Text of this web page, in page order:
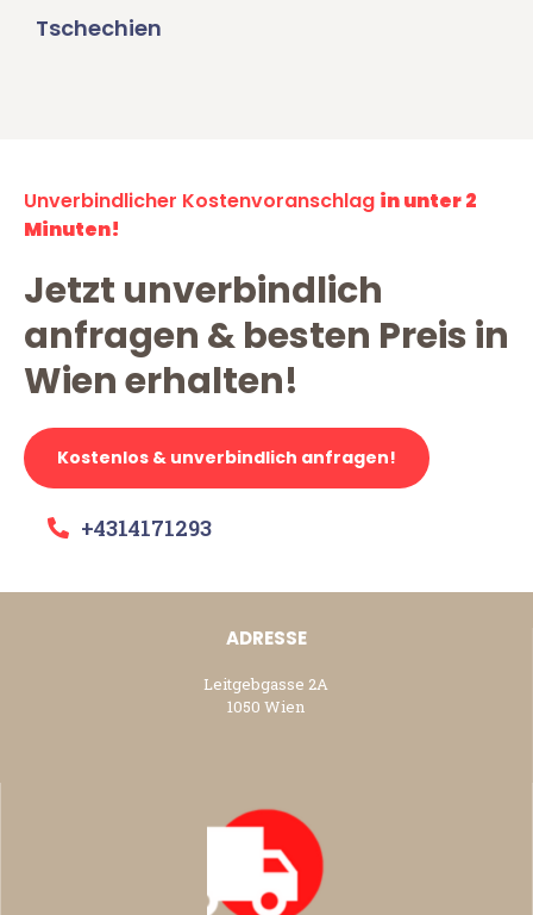
Tschechien
Unverbindlicher Kostenvoranschlag in unter 2
Minuten!
Jetzt unverbindlich
anfragen & besten Preis in
Wien erhalten!
Kostenlos & unverbindlich anfragen!
+4314171293
ADRESSE
Leitgebgasse 2A
1050 Wien